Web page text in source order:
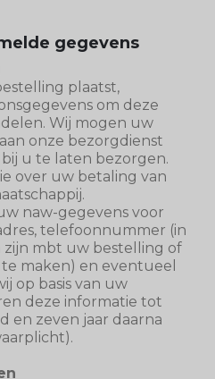
gegevens
plaatst,
om deze
Wij mogen uw
onze bezorgdienst
u te laten bezorgen.
over uw betaling van
naw-gegevens voor
telefoonnummer (in
zijn mbt uw bestelling of
maken) en eventueel
op basis van uw
deze informatie tot
en zeven jaar daarna